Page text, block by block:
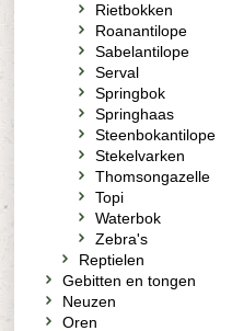
Rietbokken
Roanantilope
Sabelantilope
Serval
Springbok
Springhaas
Steenbokantilope
Stekelvarken
Thomsongazelle
Topi
Waterbok
Zebra's
Reptielen
Gebitten en tongen
Neuzen
Oren